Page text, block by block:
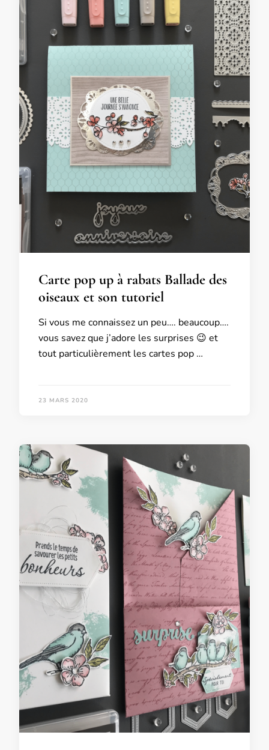
Carte pop up à rabats Ballade des
oiseaux et son tutoriel
Si vous me connaissez un peu…. beaucoup….
vous savez que j’adore les surprises 😉 et
tout particulièrement les cartes pop …
23 MARS 2020